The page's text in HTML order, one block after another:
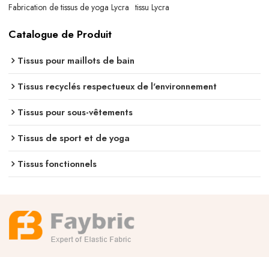
Fabrication de tissus de yoga Lycra tissu Lycra
Catalogue de Produit
Tissus pour maillots de bain
Tissus recyclés respectueux de l'environnement
Tissus pour sous-vêtements
Tissus de sport et de yoga
Tissus fonctionnels